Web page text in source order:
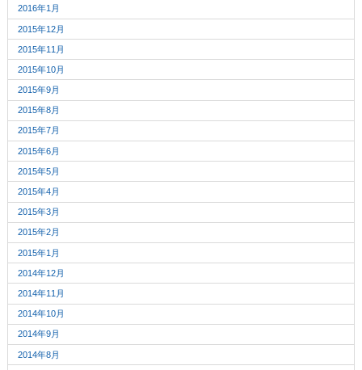
2016年1月
2015年12月
2015年11月
2015年10月
2015年9月
2015年8月
2015年7月
2015年6月
2015年5月
2015年4月
2015年3月
2015年2月
2015年1月
2014年12月
2014年11月
2014年10月
2014年9月
2014年8月